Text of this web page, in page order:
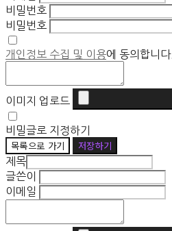
비밀번호
비밀번호
개인정보 수집 및 이용에 동의합니다.
이미지 업로드
비밀글로 지정하기
목록으로 가기 저장하기
제목
글쓴이
이메일